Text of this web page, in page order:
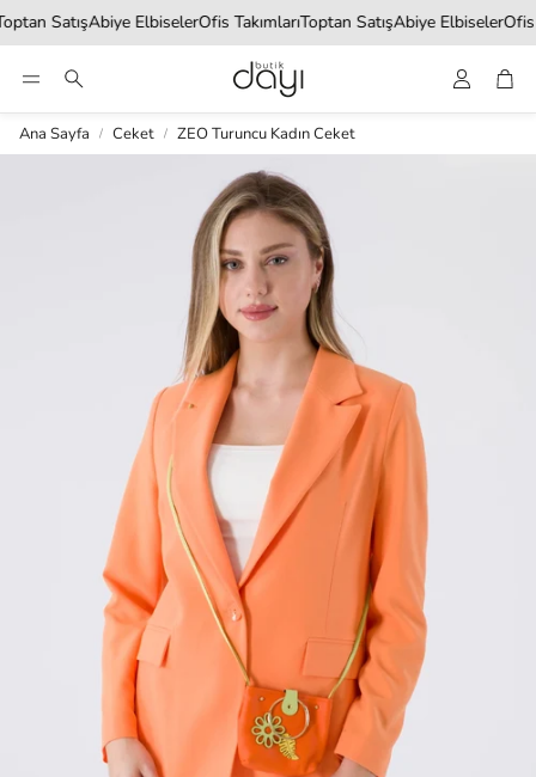
SatışAbiye ElbiselerOfis TakımlarıToptan SatışAbiye ElbiselerOfis
Ara Account
Ana Sayfa Ceket ZEO Turuncu Kadın Ceket